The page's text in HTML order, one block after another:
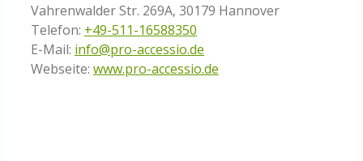
Vahrenwalder Str. 269A, 30179 Hannover
Telefon: +49-511-16588350
E-Mail: info@pro-accessio.de
Webseite: www.pro-accessio.de